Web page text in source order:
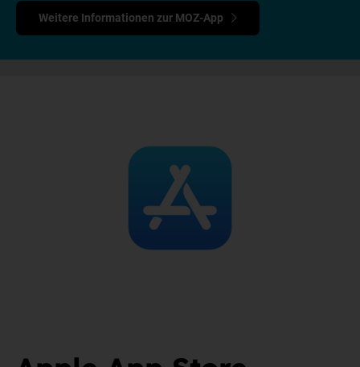
Weitere Informationen zur MOZ-App